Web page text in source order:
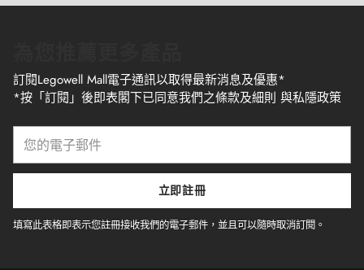
訂閱Legowell Mall電子通訊以取得最新消息及優惠*
*按「訂閱」後即表閣下已同意我們之條款及細則 與私隱政策
電
郵
件
立即註冊
填寫此表格即表示您註冊接收我們的電子郵件，並且可以隨時取消訂閱。